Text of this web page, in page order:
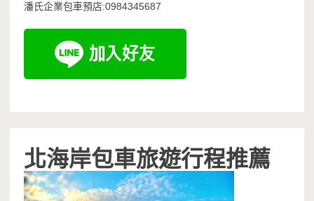
潘氏企業包車預店:0984345687
北海岸包車旅遊行程推薦